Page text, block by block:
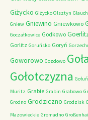
Giżycko Giżycko Olsztyn
Gniew Gniewino Gniewkowo
Goczałkowice Godkowo
Gorlitz Goruńsko Goryń
Goworowo Gozdowo
Gołotczyzna Gołuń
Muritz Grabie Grabin Grabowo
Grodno Grodziczno Grodzisk
Mazowieckie Gromadno